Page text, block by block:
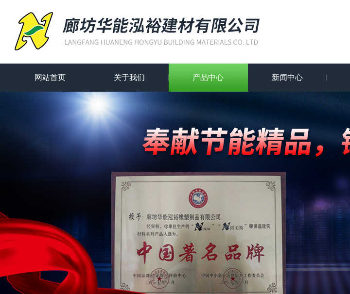
网站首页 关于我们 产品中心 新闻中心